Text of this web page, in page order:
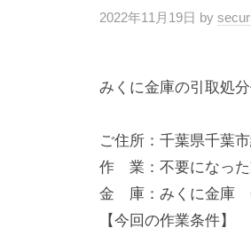
ル
1
番
分
動
修
理
等
の
2022年11月19日 by
みくに金庫の引取処
ご住所：千葉県千葉
作 業：不要になった
金 庫：みくに金庫
【今回の作業条件】